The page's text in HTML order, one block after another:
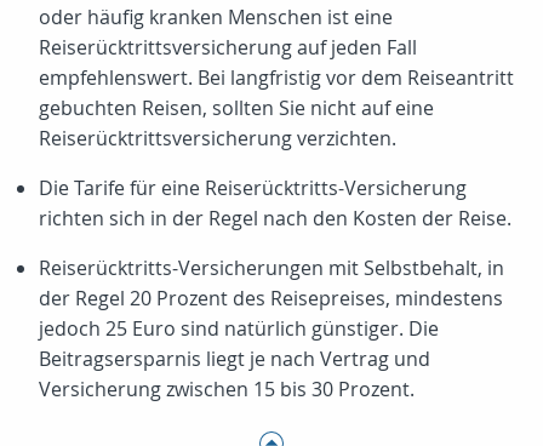
oder häufig kranken Menschen ist eine
Reiserücktrittsversicherung auf jeden Fall
empfehlenswert. Bei langfristig vor dem Reiseantritt
gebuchten Reisen, sollten Sie nicht auf eine
Reiserücktrittsversicherung verzichten.
Die Tarife für eine Reiserücktritts-Versicherung
richten sich in der Regel nach den Kosten der Reise.
Reiserücktritts-Versicherungen mit Selbstbehalt, in
der Regel 20 Prozent des Reisepreises, mindestens
jedoch 25 Euro sind natürlich günstiger. Die
Beitragsersparnis liegt je nach Vertrag und
Versicherung zwischen 15 bis 30 Prozent.